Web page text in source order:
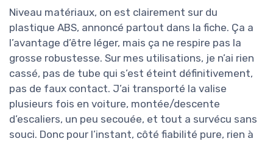
Niveau matériaux, on est clairement sur du
plastique ABS, annoncé partout dans la fiche. Ça a
l’avantage d’être léger, mais ça ne respire pas la
grosse robustesse. Sur mes utilisations, je n’ai rien
cassé, pas de tube qui s’est éteint définitivement,
pas de faux contact. J’ai transporté la valise
plusieurs fois en voiture, montée/descente
d’escaliers, un peu secouée, et tout a survécu sans
souci. Donc pour l’instant, côté fiabilité pure, rien à